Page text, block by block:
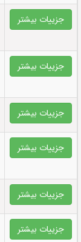
جزییات بیشتر
جزییات بیشتر
جزییات بیشتر
جزییات بیشتر
جزییات بیشتر
جزییات بیشتر